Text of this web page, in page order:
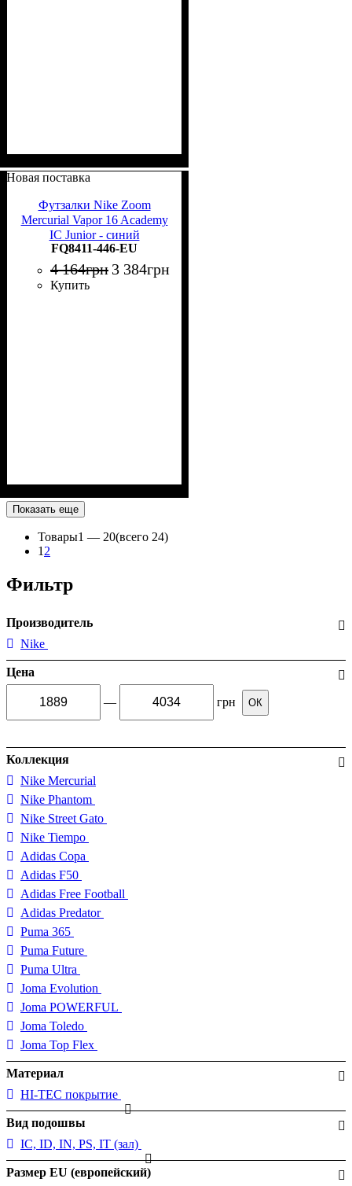
Новая поставка
Футзалки Nike Zoom
Mercurial Vapor 16 Academy
IC Junior - синий
FQ8411-446-EU
4 164грн 3 384грн
Купить
Показать еще
Товары1 — 20(всего 24)
1 2
Фильтр
Производитель
Nike
Цена
— грн ОК
Коллекция
Nike Mercurial
Nike Phantom
Nike Street Gato
Nike Tiempo
Adidas Copa
Adidas F50
Adidas Free Football
Adidas Predator
Puma 365
Puma Future
Puma Ultra
Joma Evolution
Joma POWERFUL
Joma Toledo
Joma Top Flex
Материал
HI-TEC покрытие
Вид подошвы
IC, ID, IN, PS, IT (зал)
Размер EU (европейский)